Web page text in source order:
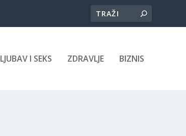
LJUBAV I SEKS ZDRAVLJE BIZNIS